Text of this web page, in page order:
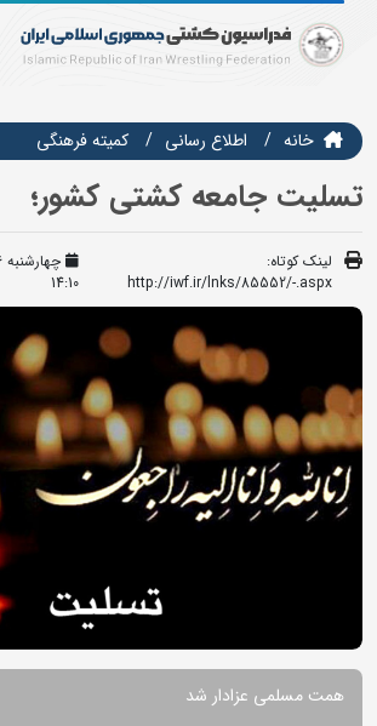
خانه اطلاع رسانی كميته فرهنگي
تسلیت جامعه کشتی کشور؛
لینک کوتاه:
http://iwf.ir/lnks/85552/-.aspx
چهارشنبه ۱۶ اردیبهشت ۱۴۰۵
14:10
همت مسلمی عزادار شد